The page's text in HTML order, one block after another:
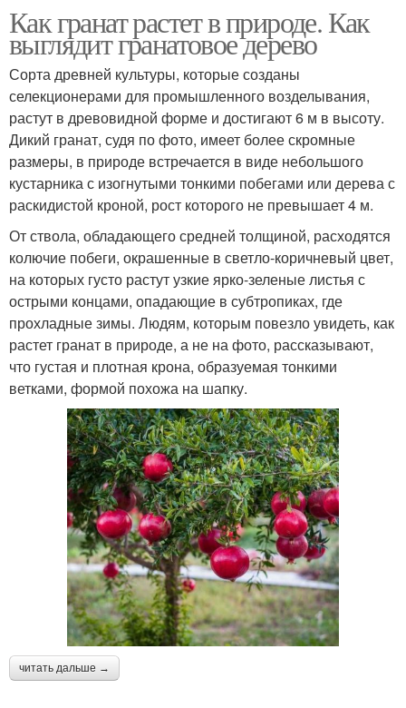
Как гранат растет в природе. Как
выглядит гранатовое дерево
Сорта древней культуры, которые созданы
селекционерами для промышленного возделывания,
растут в древовидной форме и достигают 6 м в высоту.
Дикий гранат, судя по фото, имеет более скромные
размеры, в природе встречается в виде небольшого
кустарника с изогнутыми тонкими побегами или дерева с
раскидистой кроной, рост которого не превышает 4 м.
От ствола, обладающего средней толщиной, расходятся
колючие побеги, окрашенные в светло-коричневый цвет,
на которых густо растут узкие ярко-зеленые листья с
острыми концами, опадающие в субтропиках, где
прохладные зимы. Людям, которым повезло увидеть, как
растет гранат в природе, а не на фото, рассказывают,
что густая и плотная крона, образуемая тонкими
ветками, формой похожа на шапку.
читать дальше →